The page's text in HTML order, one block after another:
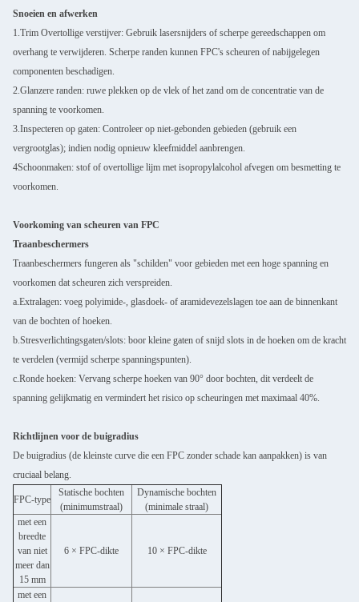
Laat een bericht achter
We bellen je snel terug!
Snoeien en afwerken
1.Trim Overtollige verstijver: Gebruik lasersnijders of scherpe gereedschappen om
overhang te verwijderen. Scherpe randen kunnen FPC's scheuren of nabijgelegen
componenten beschadigen.
2.Glanzere randen: ruwe plekken op de vlek of het zand om de concentratie van de
spanning te voorkomen.
3.Inspecteren op gaten: Controleer op niet-gebonden gebieden (gebruik een
vergrootglas); indien nodig opnieuw kleefmiddel aanbrengen.
4Schoonmaken: stof of overtollige lijm met isopropylalcohol afvegen om besmetting te
voorkomen.
Voorkoming van scheuren van FPC
Traanbeschermers
Traanbeschermers fungeren als "schilden" voor gebieden met een hoge spanning en
voorkomen dat scheuren zich verspreiden.
a.Extralagen: voeg polyimide-, glasdoek- of aramidevezelslagen toe aan de binnenkant
van de bochten of hoeken.
b.Stresverlichtingsgaten/slots: boor kleine gaten of snijd slots in de hoeken om de kracht
te verdelen (vermijd scherpe spanningspunten).
c.Ronde hoeken: Vervang scherpe hoeken van 90° door bochten, dit verdeelt de
spanning gelijkmatig en vermindert het risico op scheuringen met maximaal 40%.
Richtlijnen voor de buigradius
De buigradius (de kleinste curve die een FPC zonder schade kan aanpakken) is van
cruciaal belang.
FPC-type
Statische bochten
(minimumstraal)
Dynamische bochten
(minimale straal)
met een
breedte
van niet
meer dan
15 mm
6 × FPC-dikte 10 × FPC-dikte
met een